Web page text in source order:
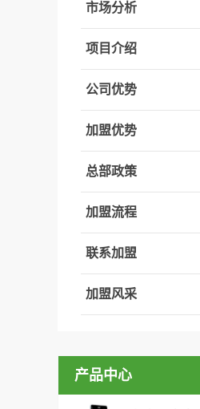
市场分析
项目介绍
公司优势
加盟优势
总部政策
加盟流程
联系加盟
加盟风采
产品中心